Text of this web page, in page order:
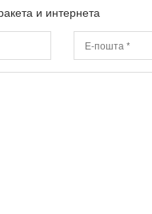
и интернета